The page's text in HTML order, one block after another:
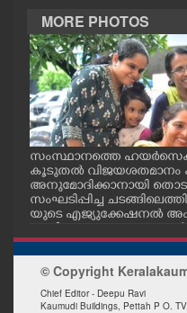
OPINION
PHOTOS
LIFESTYLE
SPIRITUAL
INFO+
ART
MORE PHOTOS
സംസ്ഥാനത്തെ
കൂടുതൽ വിജയശതമാനം
അനുമോദിക്കാനായി
സംഘടിപ്പിച്ച
യുടെ എജ്യുക്കേഷനൽ
© Copyright
Chief Editor - Deepu Ravi
Kaumudi Buildings, Pettah P O.